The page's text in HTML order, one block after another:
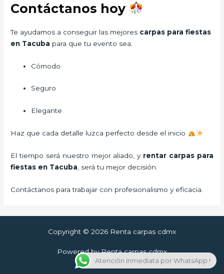
Contáctanos hoy
Te ayudamos a conseguir las mejores carpas para fiestas
en Tacuba para que tu evento sea:
Cómodo
Seguro
Elegante
Haz que cada detalle luzca perfecto desde el inicio
El tiempo será nuestro mejor aliado, y rentar carpas para
fiestas en Tacuba , será tu mejor decisión.
Contáctanos para trabajar con profesionalismo y eficacia.
Copyright © 2026 Renta carpas cdmx
Powered by Renta carpas cdmx
Atención Inmediata por WhatsApp !